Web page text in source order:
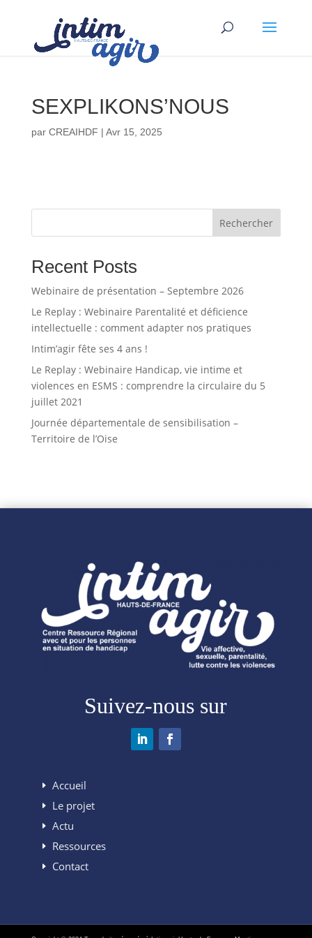
SEXPLIKONS’NOUS
par CREAIHDF | Avr 15, 2025
Rechercher
Recent Posts
Webinaire de présentation – Septembre 2026
Le Replay : Webinaire Parentalité et déficience
intellectuelle : comment adapter nos pratiques
Intim’agir fête ses 4 ans !
Le Replay : Webinaire Handicap, vie intime et
violences en ESMS : comprendre la circulaire du 5
juillet 2021
Journée départementale de sensibilisation –
Territoire de l’Oise
Suivez-nous sur
Accueil
Le projet
Actu
Ressources
Contact